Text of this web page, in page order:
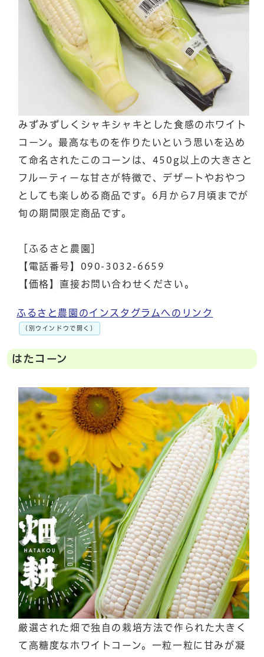
みずみずしくシャキシャキとした食感のホワイト
コーン。最高なものを作りたいという思いを込め
て命名されたこのコーンは、450g以上の大きさと
フルーティーな甘さが特徴で、デザートやおやつ
としても楽しめる商品です。6月から7月頃までが
旬の期間限定商品です。
［ふるさと農園］
【電話番号】090-3032-6659
【価格】直接お問い合わせください。
ふるさと農園のインスタグラムへのリンク
（別ウインドウで開く）
はたコーン
厳選された畑で独自の栽培方法で作られた大きく
て高糖度なホワイトコーン。一粒一粒に甘みが凝